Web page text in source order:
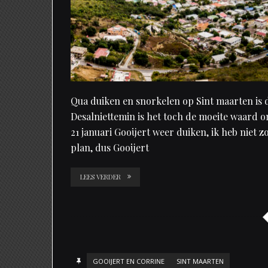
Qua duiken en snorkelen op Sint maarten
Desalniettemin is het toch de moeite waard
21 januari Gooijert weer duiken, ik heb niet
plan, dus Gooijert
LEES VERDER
GOOIJERT EN CORRINE SINT MAARTEN